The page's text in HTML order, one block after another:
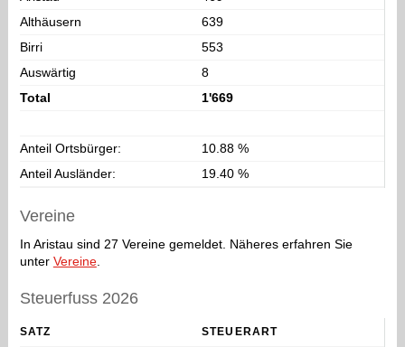
Althäusern
639
Birri
553
Auswärtig
8
Total
1'669
Anteil Ortsbürger:
10.88 %
Anteil Ausländer:
19.40 %
Vereine
In Aristau sind 27 Vereine gemeldet. Näheres erfahren Sie
unter Vereine.
Steuerfuss 2026
SATZ STEUERART